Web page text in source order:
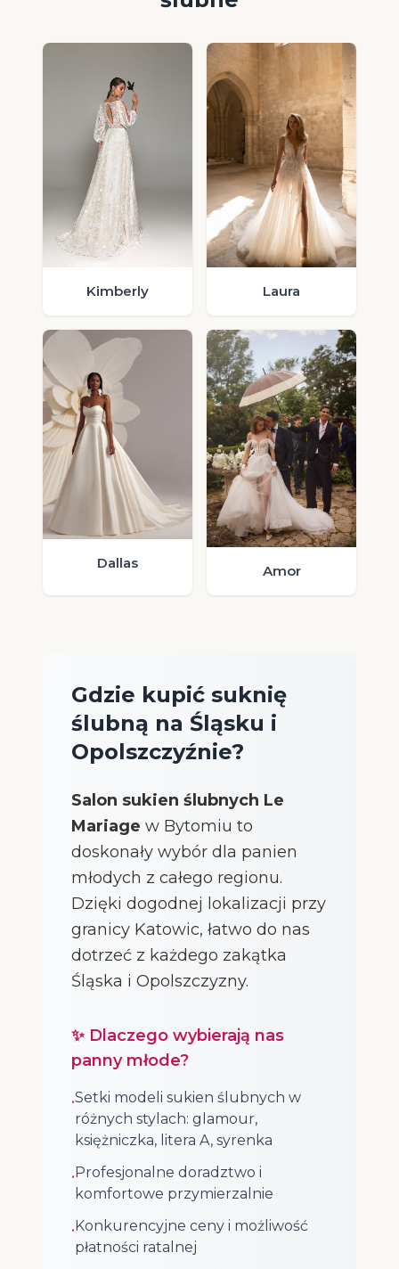
Kimberly Laura
Dallas Amor
Gdzie kupić suknię
ślubną na Śląsku i
Opolszczyźnie?
Salon sukien ślubnych Le
Mariage w Bytomiu to
doskonały wybór dla panien
młodych z całego regionu.
Dzięki dogodnej lokalizacji przy
granicy Katowic, łatwo do nas
dotrzeć z każdego zakątka
Śląska i Opolszczyzny.
✨ Dlaczego wybierają nas
panny młode?
•Setki modeli sukien ślubnych w
różnych stylach: glamour,
księżniczka, litera A, syrenka
•Profesjonalne doradztwo i
komfortowe przymierzalnie
•Konkurencyjne ceny i możliwość
płatności ratalnej